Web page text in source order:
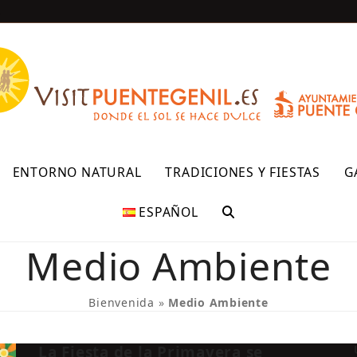
ENTORNO NATURAL TRADICIONES Y FIESTAS
ESPAÑOL
Medio Ambiente
Bienvenida » Medio Ambiente